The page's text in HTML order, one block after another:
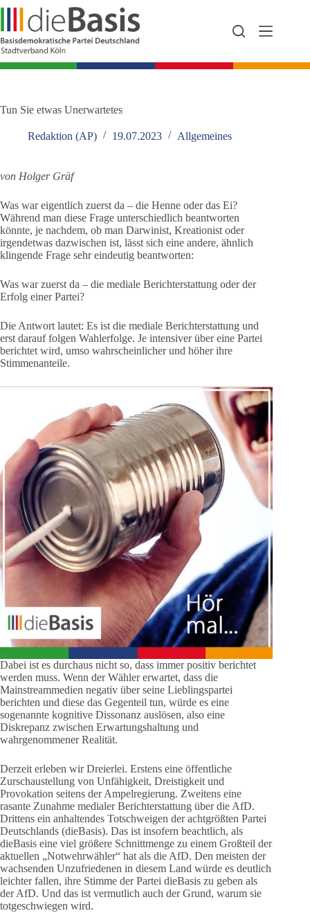
Zum
springen
Tun Sie etwas Unerwartetes
Redaktion (AP) 19.07.2023 Allgemeines
von Holger Gräf
Was war eigentlich zuerst da – die Henne oder das Ei?
Während man diese Frage unterschiedlich beantworten
könnte, je nachdem, ob man Darwinist, Kreationist oder
irgendetwas dazwischen ist, lässt sich eine andere, ähnlich
klingende Frage sehr eindeutig beantworten:
Was war zuerst da – die mediale Berichterstattung oder der
Erfolg einer Partei?
Die Antwort lautet: Es ist die mediale Berichterstattung und
erst darauf folgen Wahlerfolge. Je intensiver über eine Partei
berichtet wird, umso wahrscheinlicher und höher ihre
Stimmenanteile.
Dabei ist es durchaus nicht so, dass immer positiv berichtet
werden muss. Wenn der Wähler erwartet, dass die
Mainstreammedien negativ über seine Lieblingspartei
berichten und diese das Gegenteil tun, würde es eine
sogenannte kognitive Dissonanz auslösen, also eine
Diskrepanz zwischen Erwartungshaltung und
wahrgenommener Realität.
Derzeit erleben wir Dreierlei. Erstens eine öffentliche
Zurschaustellung von Unfähigkeit, Dreistigkeit und
Provokation seitens der Ampelregierung. Zweitens eine
rasante Zunahme medialer Berichterstattung über die AfD.
Drittens ein anhaltendes Totschweigen der achtgrößten Partei
Deutschlands (dieBasis). Das ist insofern beachtlich, als
dieBasis eine viel größere Schnittmenge zu einem Großteil der
aktuellen „Notwehrwähler“ hat als die AfD. Den meisten der
wachsenden Unzufriedenen in diesem Land würde es deutlich
leichter fallen, ihre Stimme der Partei dieBasis zu geben als
der AfD. Und das ist vermutlich auch der Grund, warum sie
totgeschwiegen wird.